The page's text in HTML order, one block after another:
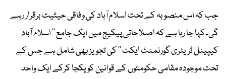
جب کہ اس منصوبہ کے تحت اسلام آباد کی وفاقی حیثیت برقرار رہے
گی۔کہا جا رہا ہے کہ اصلاحاتی پیکیج میں ایک جامع ’’ اسلام آباد
کیپیٹل ٹریٹری گورنمنٹ ایکٹ ‘‘ کی تجویز بھی شامل ہے جس کے
تحت موجودہ مقامی حکومتوں کے قوانین کو یکجا کرکے ایک واحد